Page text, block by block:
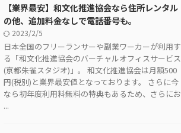
【業界最安】和文化推進協会なら住所レンタル
の他、追加料金なしで電話番号も。
2023/2/5
日本全国のフリーランサーや副業ワーカーが利用す
る「和文化推進協会のバーチャルオフィスサービス
(京都朱雀スタジオ)」。 和文化推進協会は月額500
円(税別)と業界最安値となっております。 さらに今
なら初年度利用料無料の特典もあるため、さらにお
...